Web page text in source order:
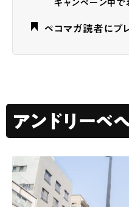
キャンペーン中
ペコマガ読者にプ
アンドリーベ